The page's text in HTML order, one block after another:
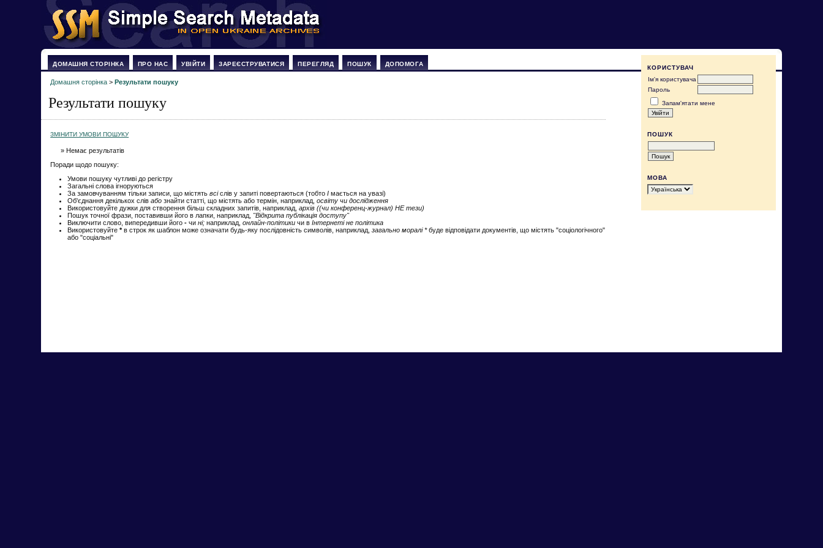
КОРИСТУВАЧ
Ім'я користувача
Пароль
Запам'ятати мене
ПОШУК
МОВА
ДОМАШНЯ СТОРІНКА ПРО НАС УВІЙТИ ЗАРЕЄСТРУВАТИСЯ ПЕРЕГЛЯД ПОШУК ДОПОМОГА
Домашня сторінка >Результати пошуку
Результати пошуку
ЗМІНИТИ УМОВИ ПОШУКУ
» Немає результатів
Поради щодо пошуку:
Умови пошуку чутливі до регістру
Загальні слова ігноруються
За замовчуванням тільки записи, що містятьвсіслів у запиті повертаються (тобтоІ мається на увазі)
Об'єднання декількох слівабо знайти статті, що містять або термін, наприклад,освіту чи дослідження
Використовуйте дужки для створення більш складних запитів, наприклад,архів ((чи конференц-журнал) НЕ тези)
Пошук точної фрази, поставивши його в лапки, наприклад, "Відкрита публікація доступу"
Виключити слово, випередивши його- чині; наприклад,онлайн-політики чи вІнтернеті не політика
Використовуйте*в строк як шаблон може означати будь-яку послідовність символів, наприклад,загально моралі *буде відповідати документів, що містять "соціологічного"
або "соціальні"